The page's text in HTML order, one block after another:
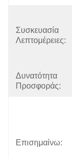
Συσκευασία
Λεπτομέρειες:
Δυνατότητα
Προσφοράς:
Επισημαίνω: